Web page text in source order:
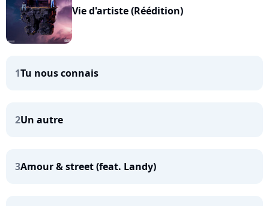
Vie d'artiste (Réédition)
1Tu nous connais
2Un autre
3Amour & street (feat. Landy)